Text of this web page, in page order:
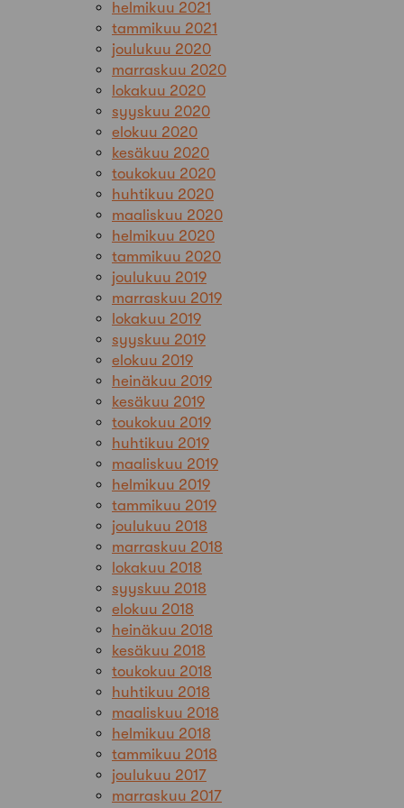
helmikuu 2021
tammikuu 2021
joulukuu 2020
marraskuu 2020
lokakuu 2020
syyskuu 2020
elokuu 2020
kesäkuu 2020
toukokuu 2020
huhtikuu 2020
maaliskuu 2020
helmikuu 2020
tammikuu 2020
joulukuu 2019
marraskuu 2019
lokakuu 2019
syyskuu 2019
elokuu 2019
heinäkuu 2019
kesäkuu 2019
toukokuu 2019
huhtikuu 2019
maaliskuu 2019
helmikuu 2019
tammikuu 2019
joulukuu 2018
marraskuu 2018
lokakuu 2018
syyskuu 2018
elokuu 2018
heinäkuu 2018
kesäkuu 2018
toukokuu 2018
huhtikuu 2018
maaliskuu 2018
helmikuu 2018
tammikuu 2018
joulukuu 2017
marraskuu 2017